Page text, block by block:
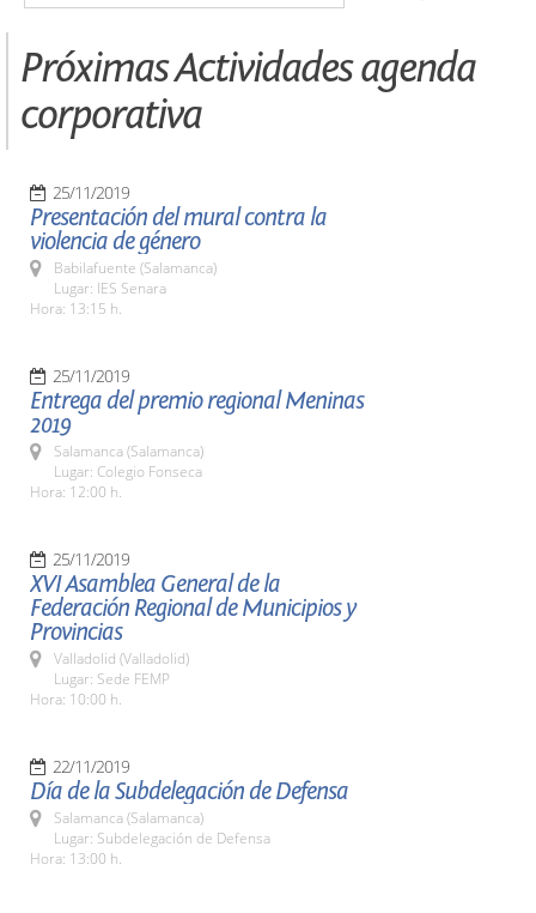
Próximas Actividades agenda
corporativa
25/11/2019
Presentación del mural contra la
violencia de género
Babilafuente (Salamanca)
Lugar: IES Senara
Hora: 13:15 h.
25/11/2019
Entrega del premio regional Meninas
2019
Salamanca (Salamanca)
Lugar: Colegio Fonseca
Hora: 12:00 h.
25/11/2019
XVI Asamblea General de la
Federación Regional de Municipios y
Provincias
Valladolid (Valladolid)
Lugar: Sede FEMP
Hora: 10:00 h.
22/11/2019
Día de la Subdelegación de Defensa
Salamanca (Salamanca)
Lugar: Subdelegación de Defensa
Hora: 13:00 h.